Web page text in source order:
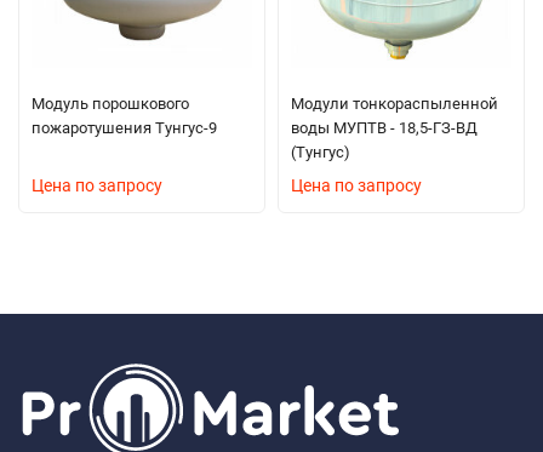
Модуль порошкового
пожаротушения Тунгус-9
Цена по запросу
Модули тонкораспыленной
воды МУПТВ - 18,5-ГЗ-ВД
(Тунгус)
Цена по запросу